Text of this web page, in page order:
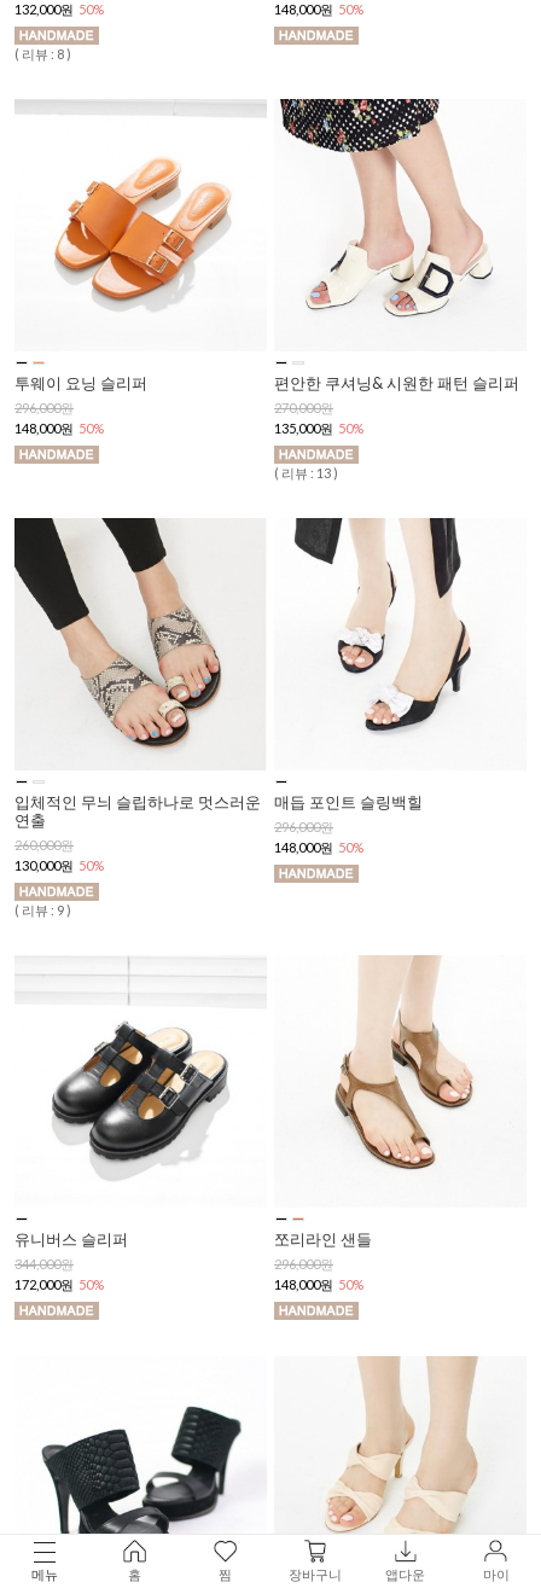
132,000원 50%
( 리뷰 : 8 )
148,000원 50%
투웨이 요닝 슬리퍼
296,000원
148,000원 50%
편안한 쿠셔닝& 시원한 패턴 슬리퍼
270,000원
135,000원 50%
( 리뷰 : 13 )
입체적인 무늬 슬립하나로 멋스러운
연출
260,000원
130,000원 50%
( 리뷰 : 9 )
매듭 포인트 슬링백힐
296,000원
148,000원 50%
유니버스 슬리퍼
344,000원
172,000원 50%
쪼리라인 샌들
296,000원
148,000원 50%
메뉴 홈 찜 장바구니 앱다운 마이